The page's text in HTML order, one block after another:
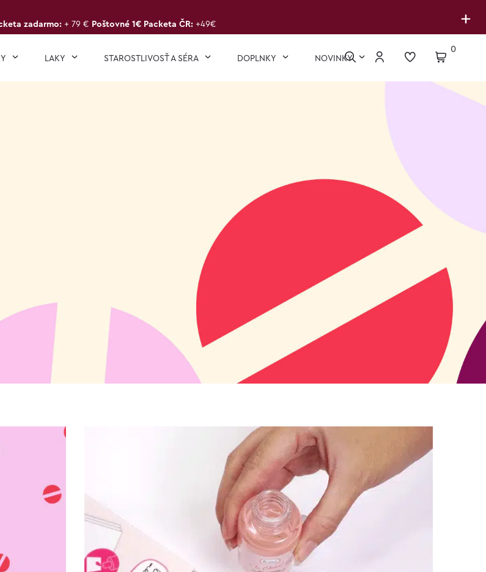
+
zadarmo: + 79 € Poštovné 1€ Packeta ČR: +49€
LAKY STAROSTLIVOSŤ A SÉRA DOPLNKY NOVINKY
0